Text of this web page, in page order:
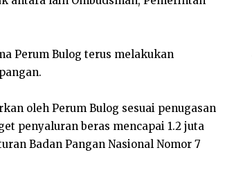
Perum Bulog terus melakukan
oleh Perum Bulog sesuai penugasan
penyaluran beras mencapai 1.2 juta
Badan Pangan Nasional Nomor 7